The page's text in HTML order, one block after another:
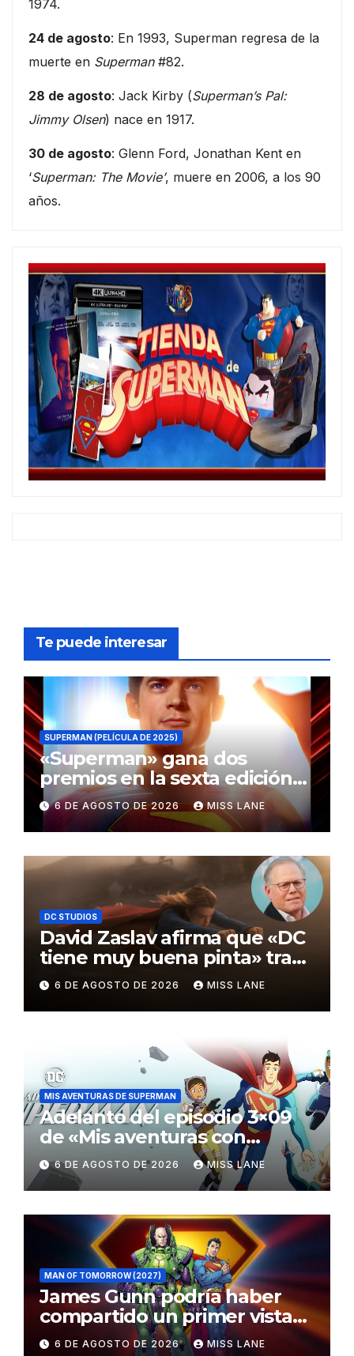
1974.
24 de agosto: En 1993, Superman regresa de la
muerte en Superman#82.
28 de agosto: Jack Kirby (Superman’s Pal:
Jimmy Olsen) nace en 1917.
30 de agosto: Glenn Ford, Jonathan Kent en
‘Superman: The Movie’, muere en 2006, a los 90
años.
Te puede interesar
SUPERMAN (PELÍCULA DE 2025)
«Superman» gana dos
premios en la sexta edición
de los Critics Choice Super
Awards
6 DE AGOSTO DE 2026 MISS LANE
DC STUDIOS
David Zaslav afirma que «DC
tiene muy buena pinta» tras
el fracaso de «Supergirl»
6 DE AGOSTO DE 2026 MISS LANE
MIS AVENTURAS DE SUPERMAN
Adelanto del episodio 3×09
de «Mis aventuras con
Superman»
6 DE AGOSTO DE 2026 MISS LANE
MAN OF TOMORROW (2027)
James Gunn podría haber
compartido un primer vistazo
al traje de Brainiac
6 DE AGOSTO DE 2026 MISS LANE